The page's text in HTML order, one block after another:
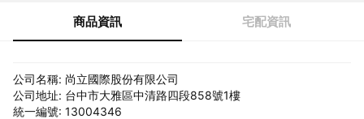
商品資訊 宅配資訊
公司名稱: 尚立國際股份有限公司
公司地址: 台中市大雅區中清路四段858號1樓
統一編號: 13004346